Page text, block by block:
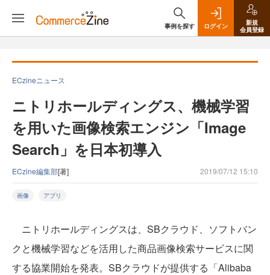
事例を探す ログイン
新規
会員登録
ECzineニュース
ニトリホールディングス、機械学習
を用いた画像検索エンジン「Image
Search」を日本初導入
ECzine編集部[著] 2019/07/12 15:10
画像 アプリ
ニトリホールディングスは、SBクラウド、ソフトバン
クと機械学習などを活用した商品画像検索サービスに関
する協業開始を発表。SBクラウドが提供する「Alibaba